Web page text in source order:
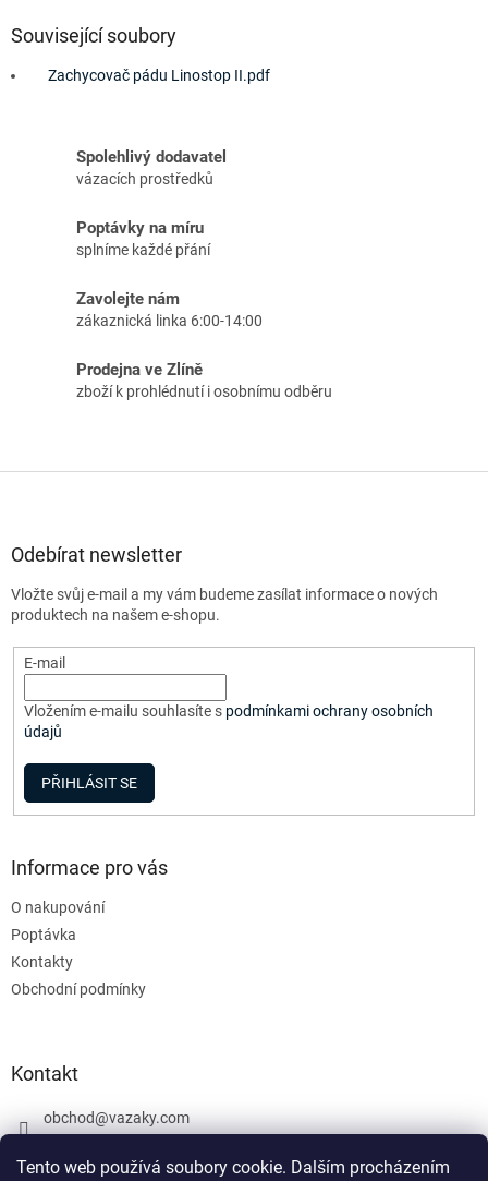
Tento web používá soubory cookie. Dalším procházením
Související soubory
Zachycovač pádu Linostop II.pdf
Spolehlivý dodavatel
vázacích prostředků
Poptávky na míru
splníme každé přání
Zavolejte nám
zákaznická linka 6:00-14:00
Prodejna ve Zlíně
zboží k prohlédnutí i osobnímu odběru
Odebírat newsletter
Vložte svůj e-mail a my vám budeme zasílat informace o nových
produktech na našem e-shopu.
E-mail
Vložením e-mailu souhlasíte s podmínkami ochrany osobních
údajů
PŘIHLÁSIT SE
Informace pro vás
O nakupování
Poptávka
Kontakty
Obchodní podmínky
Kontakt
obchod@vazaky.com